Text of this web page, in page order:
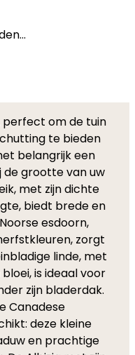
perfect om de tuin
te bieden
belangrijk een
de grootte van uw
met zijn dichte
biedt brede en
esdoorn,
zorgt
linde, met
is ideaal voor
zijn bladerdak.
Canadese
deze kleine
en prachtige